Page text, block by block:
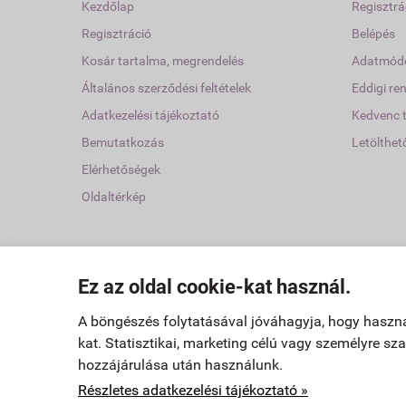
Ez az oldal cookie-kat használ.
A böngészés folytatásával jóváhagyja, hogy
kat. Statisztikai, marketing célú vagy személyre
hozzájárulása után használunk.
Részletes adatkezelési tájékoztató »
teszi
A
akár
Kezdőlap
Regisztráció
Kosár tartalma, megrendelés
Általános szerződési feltételek
Adatkezelési tájékoztató
Bemutatkozás
Elérhetőségek
Oldaltérkép
Belépés
Eddigi
Kedvenc
www.fodraszbutorok.hu -Pannonbeauty Kft-ÁSZF